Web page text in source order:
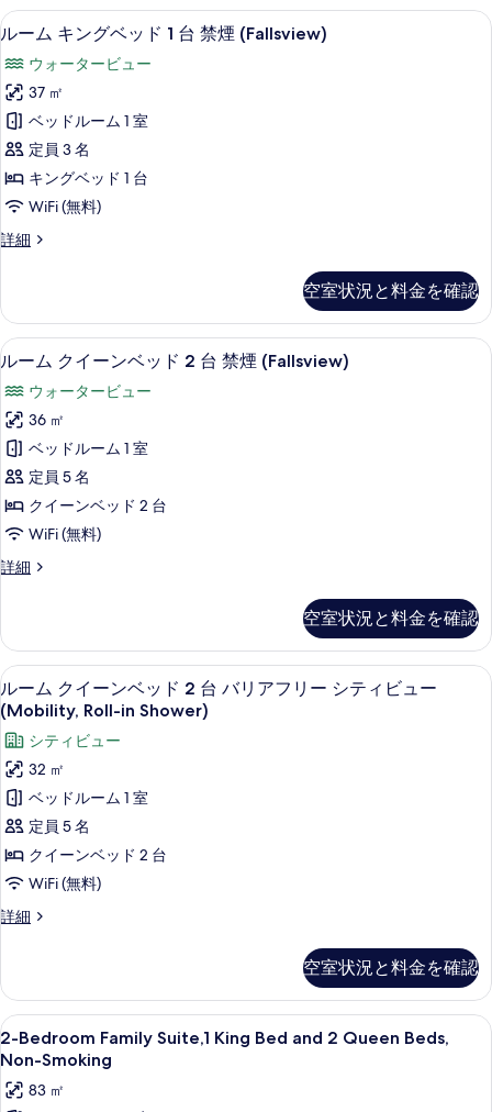
写
を
表
示
す
る
ベ
ッ
ド
1
台
禁
煙
シ
テ
ュ
ー
す
べ
て
の
写
真
を
示
す
る
ル
ー
キ
ン
グ
ベ
ッ
ド
台
禁
煙
ィ
ビ
ュ
ー
の
細
ル
ム
キ
ン
グ
ベ
ド
台
禁
煙
(Fallsview)
の
す
べ
て
の
写
表
示
す
る
ルーム キングベッド 1 台 禁煙
6
ルーム キングベッド 1 台 禁煙 (Fallsview)
ウォータービュー
37 ㎡
ベッドルーム 1 室
定員 3 名
キングベッド 1 台
WiFi (無料)
詳細
ル
ン
グ
ベ
ド
台
禁
煙
(Fallsview)
の
詳
細
空室状況と料金を確認
ル
ム
ク
イ
ー
ン
ッ
2
台
禁
煙
(Fallsview)
の
す
べ
て
の
写
表
示
す
る
ルーム クイーンベッド 2 台 禁煙
6
ルーム クイーンベッド 2 台 禁煙 (Fallsview)
ウォータービュー
36 ㎡
ベッドルーム 1 室
定員 5 名
クイーンベッド 2 台
WiFi (無料)
詳細
ル
イ
ー
ン
ベ
ッ
ド
2
台
禁
煙
の
詳
空室状況と料金を確認
ル
ー
ム
ク
イ
ー
ン
ベ
ッ
台
バ
リ
ア
フ
ルーム クイーンベッド 2 台 バリア
6
ルーム クイーンベッド 2 台 バリアフリー シティビュー
(Mobility, Roll-in Shower)
シティビュー
32 ㎡
ベッドルーム 1 室
定員 5 名
クイーンベッド 2 台
WiFi (無料)
詳細
ル
イ
ー
ン
ベ
ド
空室状況と料金を確認
2-
Bedroom
Family
Suite,1
羽毛の掛け布団、ピロートップベッ
5
2-Bedroom Family Suite,1 King Bed and 2 Queen Beds,
Non-Smoking
83 ㎡